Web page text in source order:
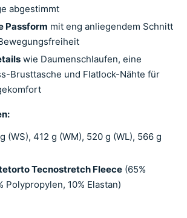
abgestimmt
Passform mit eng anliegendem Schnitt
wie Daumenschlaufen, eine
Brusttasche und Flatlock-Nähte für
(WS), 412 g (WM), 520 g (WL), 566 g
Tecnostretch Fleece (65%
Polypropylen, 10% Elastan)